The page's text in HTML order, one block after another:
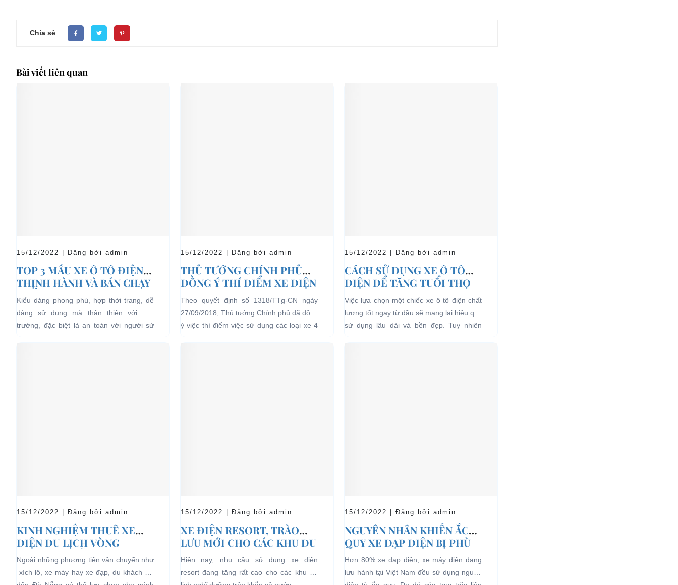
Chia sẻ
Bài viết liên quan
15/12/2022 | Đăng bởi admin
TOP 3 MẪU XE Ô TÔ ĐIỆN
THỊNH HÀNH VÀ BÁN CHẠY
NHẤT HIỆN NAY
Kiểu dáng phong phú, hợp thời trang, dễ
dàng sử dụng mà thân thiện với môi
trường, đặc biệt là an toàn với người sử
15/12/2022 | Đăng bởi admin
THỦ TƯỚNG CHÍNH PHỦ
ĐỒNG Ý THÍ ĐIỂM XE ĐIỆN
04 BÁNH CHỞ KHÁCH DU
LỊCH TẠI CÁC KHU VỰC
HẠN CHẾ
Theo quyết định số 1318/TTg-CN ngày
27/09/2018, Thủ tướng Chính phủ đã đồng
ý việc thí điểm việc sử dụng các loại xe 4
15/12/2022 | Đăng bởi admin
CÁCH SỬ DỤNG XE Ô TÔ
ĐIỆN ĐỂ TĂNG TUỔI THỌ
CHO XE
Việc lựa chọn một chiếc xe ô tô điện chất
lượng tốt ngay từ đầu sẽ mang lại hiệu quả
sử dụng lâu dài và bền đẹp. Tuy nhiên
15/12/2022 | Đăng bởi admin
KINH NGHIỆM THUÊ XE
ĐIỆN DU LỊCH VÒNG
QUANH ĐÀ NẴNG
Ngoài những phương tiện vận chuyển như
xích lô, xe máy hay xe đạp, du khách khi
15/12/2022 | Đăng bởi admin
XE ĐIỆN RESORT, TRÀO
LƯU MỚI CHO CÁC KHU DU
LỊCH NGHĨ DƯỠNG.
Hiện nay, nhu cầu sử dụng xe điện
resort đang tăng rất cao cho các khu du
15/12/2022 | Đăng bởi admin
NGUYÊN NHÂN KHIẾN ẮC
QUY XE ĐẠP ĐIỆN BỊ PHÙ
Hơn 80% xe đạp điện, xe máy điện đang
lưu hành tại Việt Nam đều sử dụng nguồn